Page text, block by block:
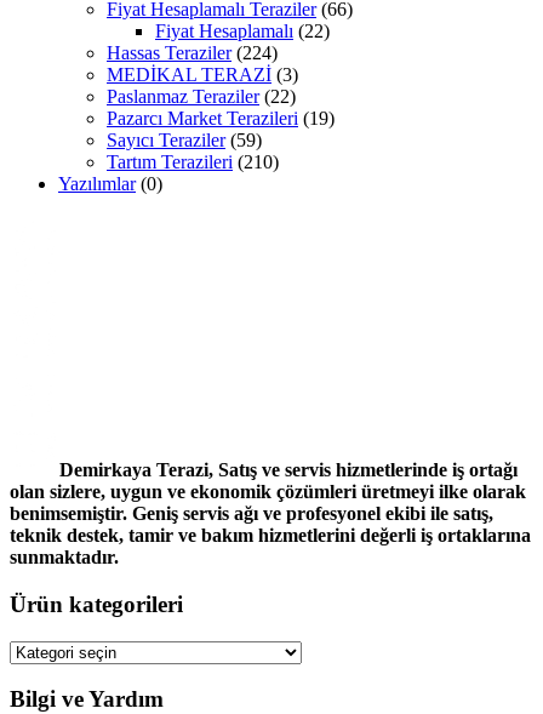
Fiyat Hesaplamalı Teraziler (66)
Fiyat Hesaplamalı (22)
Hassas Teraziler (224)
MEDİKAL TERAZİ (3)
Paslanmaz Teraziler (22)
Pazarcı Market Terazileri (19)
Sayıcı Teraziler (59)
Tartım Terazileri (210)
Yazılımlar (0)
Demirkaya Terazi, Satış ve servis hizmetlerinde iş ortağı
olan sizlere, uygun ve ekonomik çözümleri üretmeyi ilke olarak
benimsemiştir. Geniş servis ağı ve profesyonel ekibi ile satış,
teknik destek, tamir ve bakım hizmetlerini değerli iş ortaklarına
sunmaktadır.
Ürün kategorileri
Bilgi ve Yardım